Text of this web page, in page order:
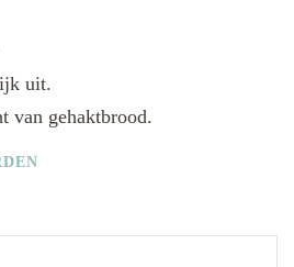
uit.
van gehaktbrood.